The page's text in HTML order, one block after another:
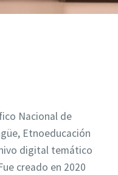
Nacional de
Etnoeducación
digital temático
creado en 2020